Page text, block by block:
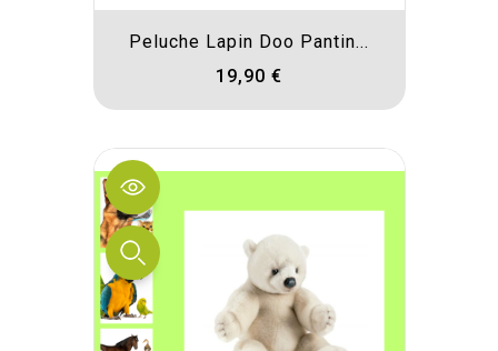
Peluche Lapin Doo Pantin...
19,90 €